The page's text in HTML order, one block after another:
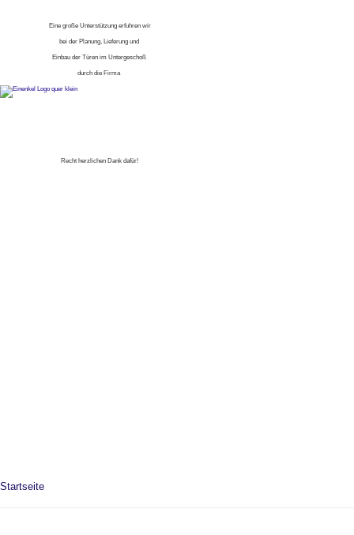
Eine große Unterstützung erfuhren wir
bei der Planung, Lieferung und
Einbau der Türen im Untergeschoß
durch die Firma
Recht herzlichen Dank dafür!
Startseite